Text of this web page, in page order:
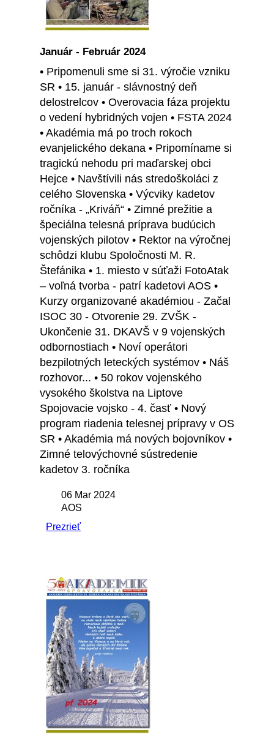
Január - Február 2024
• Pripomenuli sme si 31. výročie vzniku
SR • 15. január - slávnostný deň
delostrelcov • Overovacia fáza projektu
o vedení hybridných vojen • FSTA 2024
• Akadémia má po troch rokoch
evanjelického dekana • Pripomíname si
tragickú nehodu pri maďarskej obci
Hejce • Navštívili nás stredoškoláci z
celého Slovenska • Výcviky kadetov
ročníka - „Kriváň“ • Zimné prežitie a
špeciálna telesná príprava budúcich
vojenských pilotov • Rektor na výročnej
schôdzi klubu Spoločnosti M. R.
Štefánika • 1. miesto v súťaži FotoAtak
– voľná tvorba - patrí kadetovi AOS •
Kurzy organizované akadémiou - Začal
ISOC 30 - Otvorenie 29. ZVŠK -
Ukončenie 31. DKAVŠ v 9 vojenských
odbornostiach • Noví operátori
bezpilotných leteckých systémov • Náš
rozhovor... • 50 rokov vojenského
vysokého školstva na Liptove
Spojovacie vojsko - 4. časť • Nový
program riadenia telesnej prípravy v OS
SR • Akadémia má nových bojovníkov •
Zimné telovýchovné sústredenie
kadetov 3. ročníka
06 Mar 2024
AOS
Prezrieť